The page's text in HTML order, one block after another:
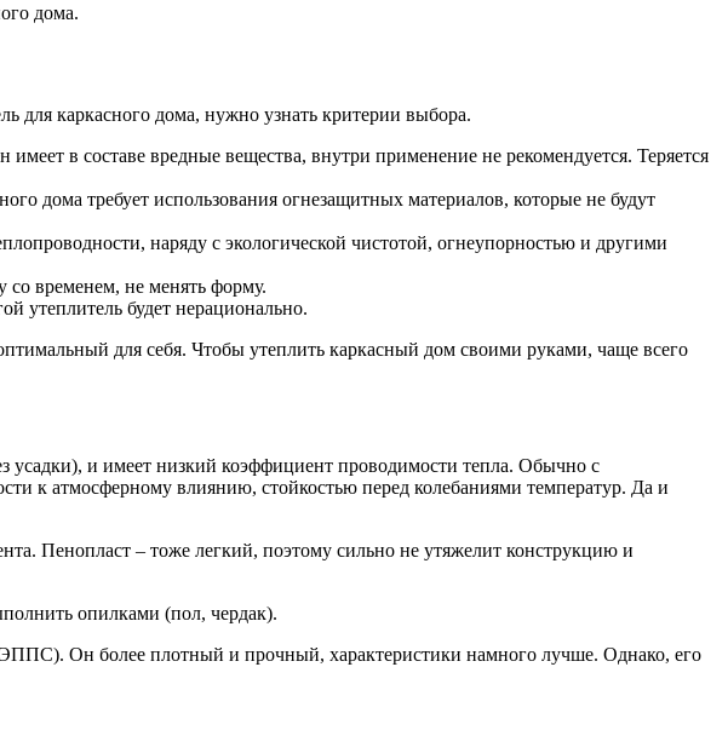
дома.
для каркасного дома, нужно узнать критерии выбора.
в составе вредные вещества, внутри применение не рекомендуется. Теряется
дома требует использования огнезащитных материалов, которые не будут
наряду с экологической чистотой, огнеупорностью и другими
со временем, не менять форму.
утеплитель будет нерационально.
для себя. Чтобы утеплить каркасный дом своими руками, чаще всего
усадки), и имеет низкий коэффициент проводимости тепла. Обычно с
к атмосферному влиянию, стойкостью перед колебаниями температур. Да и
Пенопласт – тоже легкий, поэтому сильно не утяжелит конструкцию и
опилками (пол, чердак).
Он более плотный и прочный, характеристики намного лучше. Однако, его